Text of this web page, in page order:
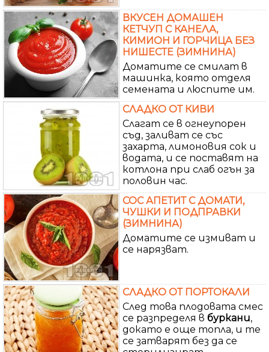
ВКУСЕН ДОМАШЕН
КЕТЧУП С КАНЕЛА,
КИМИОН И ГОРЧИЦА БЕЗ
НИШЕСТЕ (ЗИМНИНА)
Доматите се смилат в
машинка, която отделя
семената и люспите им.
СЛАДКО ОТ КИВИ
Слагат се в огнеупорен
съд, заливат се със
захарта, лимоновия сок и
водата, и се поставят на
котлона при слаб огън за
половин час.
СОС АПЕТИТ С ДОМАТИ,
ЧУШКИ И ПОДПРАВКИ
(ЗИМНИНА)
Доматите се измиват и
се нарязват.
СЛАДКО ОТ ПОРТОКАЛИ
След това плодовата смес
се разпределя в буркани,
докато е още топла, и те
се затварят без да се